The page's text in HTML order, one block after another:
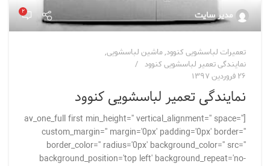
مدیر سایت ۲
تعمیرات لباسشویی کنوود,ماشین لباسشویی,
نمایندگی تعمیر لباسشویی کنوود
۲۶ فروردین ۱۳۹۷
نمایندگی تعمیر لباسشویی کنوود
[av_one_full first min_height='' vertical_alignment='' space=''
custom_margin='' margin='0px' padding='0px' border=''
border_color='' radius='0px' background_color='' src=''
background_position='top left' background_repeat='no-